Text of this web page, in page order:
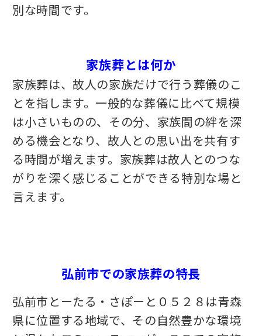
別な時間です。
家族葬とは何か
家族葬は、故人の家族だけで行う葬儀のこ
とを指します。一般的な葬儀に比べて規模
は小さいものの、その分、家族間の絆を深
める機会となり、故人との思い出を共有す
る時間が増えます。家族葬は故人とのつな
がりを深く感じることができる特別な場と
言えます。
弘前市での家族葬の特長
弘前市とーたる・さぽーと０５２８は青森
県に位置する地域で、その自然豊かな環境